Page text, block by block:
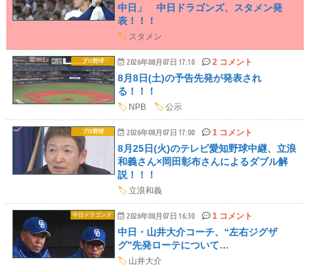
中日」 中日ドラゴンズ、スタメン発
表！！！
🏷️ スタメン
プロ野球 2026年08月07日 17:10 2 コメント
8月8日(土)の予告先発が発表され
る！！！
🏷️ NPB 🏷️公示
プロ野球 2026年08月07日 17:00 1 コメント
8月25日(火)のテレビ愛知野球中継、立浪
和義さん×岡田彰布さんによるダブル解
説！！！
🏷️ 立浪和義
中日ドラゴンズ 2026年08月07日 16:30 1 コメント
中日・山井大介コーチ、“左右ジグザ
グ”先発ローテについて…
🏷️ 山井大介